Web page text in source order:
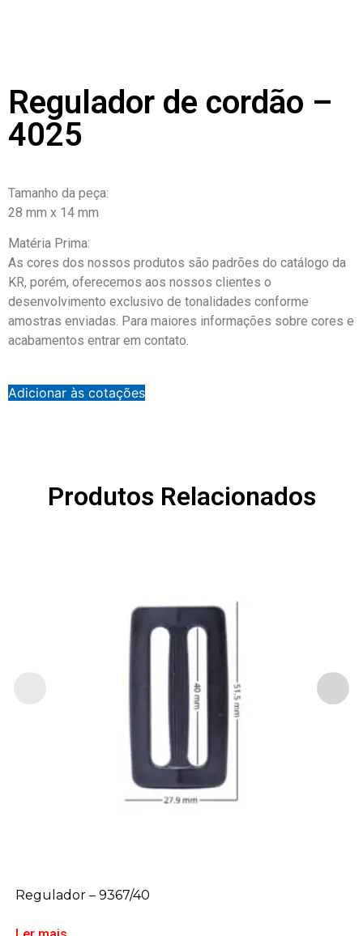
Regulador de cordão –
4025
Tamanho da peça:
28 mm x 14 mm
Matéria Prima:
As cores dos nossos produtos são padrões do catálogo da
KR, porém, oferecemos aos nossos clientes o
desenvolvimento exclusivo de tonalidades conforme
amostras enviadas. Para maiores informações sobre cores e
acabamentos entrar em contato.
Adicionar às cotações
Produtos Relacionados
Regulador – 9367/40